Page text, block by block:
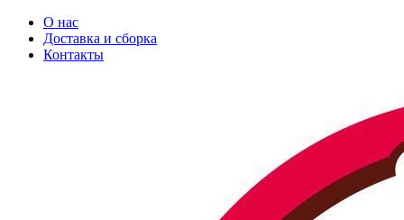
О нас
Доставка и сборка
Контакты